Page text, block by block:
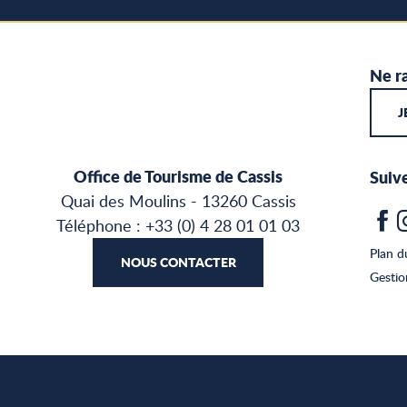
Office de Tourisme de Cassis
Quai des Moulins - 13260 Cassis
Téléphone : +33 (0) 4 28 01 01 03
NOUS CONTACTER
Ne
Plan